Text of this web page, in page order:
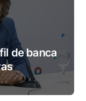
de banca
y